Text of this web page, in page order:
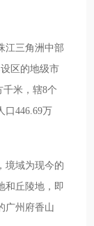
江三角洲中部
区的地级市
千米，辖8个
口446.69万
境域为现今的
和丘陵地，即
广州府香山